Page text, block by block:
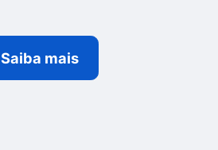
Saiba mais